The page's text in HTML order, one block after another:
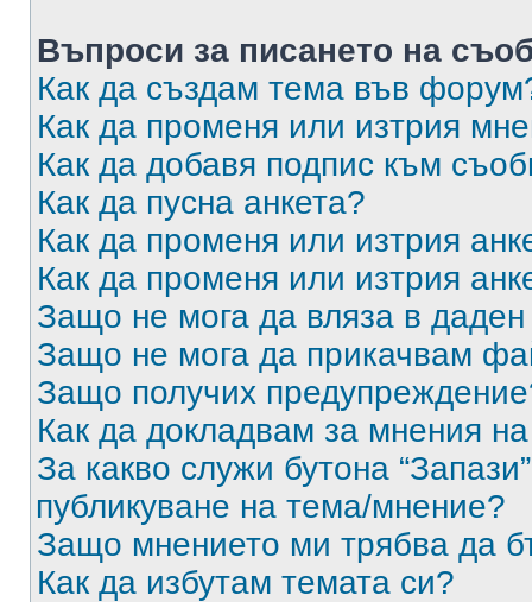
Въпроси за писането на
Как да създам тема във
Как да променя или изтрия
Как да добавя подпис към
Как да пусна анкета?
Как да променя или изтрия
Как да променя или изтрия
Защо не мога да вляза в
Защо не мога да прикачвам
Защо получих
Как да докладвам за мнения
За какво служи бутона
публикуване на тема/мнение?
Защо мнението ми трябва да
Как да избутам темата си?